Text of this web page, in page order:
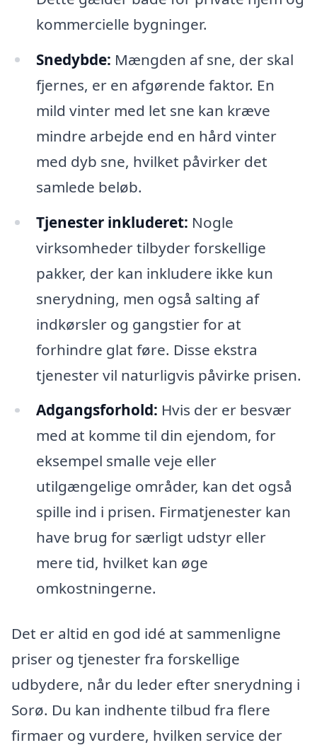
kommercielle bygninger.
Snedybde: Mængden af sne, der skal
fjernes, er en afgørende faktor. En
mild vinter med let sne kan kræve
mindre arbejde end en hård vinter
med dyb sne, hvilket påvirker det
samlede beløb.
Tjenester inkluderet: Nogle
virksomheder tilbyder forskellige
pakker, der kan inkludere ikke kun
snerydning, men også salting af
indkørsler og gangstier for at
forhindre glat føre. Disse ekstra
tjenester vil naturligvis påvirke prisen.
Adgangsforhold: Hvis der er besvær
med at komme til din ejendom, for
eksempel smalle veje eller
utilgængelige områder, kan det også
spille ind i prisen. Firmatjenester kan
have brug for særligt udstyr eller
mere tid, hvilket kan øge
omkostningerne.
Det er altid en god idé at sammenligne
priser og tjenester fra forskellige
udbydere, når du leder efter snerydning i
Sorø. Du kan indhente tilbud fra flere
firmaer og vurdere, hvilken service der